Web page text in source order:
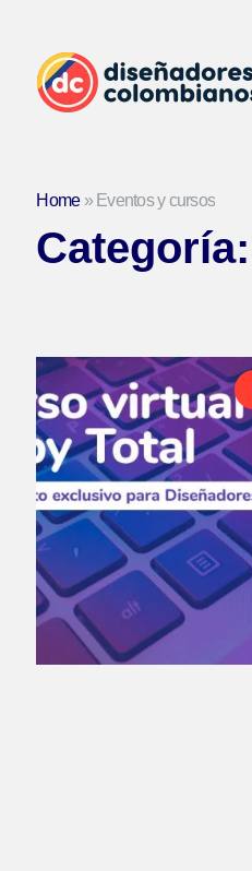
Home» Eventos y cursos
Categoría: